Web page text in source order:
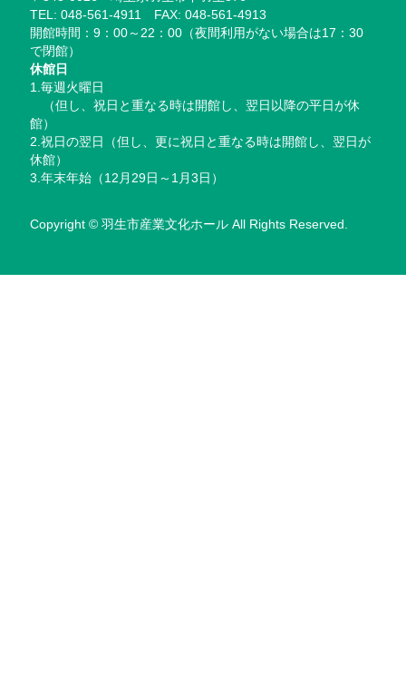
TEL: 048-561-4911 FAX: 048-561-4913
開館時間：9：00～22：00（夜間利用がない場合は17：30
で閉館）
休館日
1.毎週火曜日
（但し、祝日と重なる時は開館し、翌日以降の平日が休
館）
2.祝日の翌日（但し、更に祝日と重なる時は開館し、翌日が
休館）
3.年末年始（12月29日～1月3日）
Copyright © 羽生市産業文化ホール All Rights Reserved.